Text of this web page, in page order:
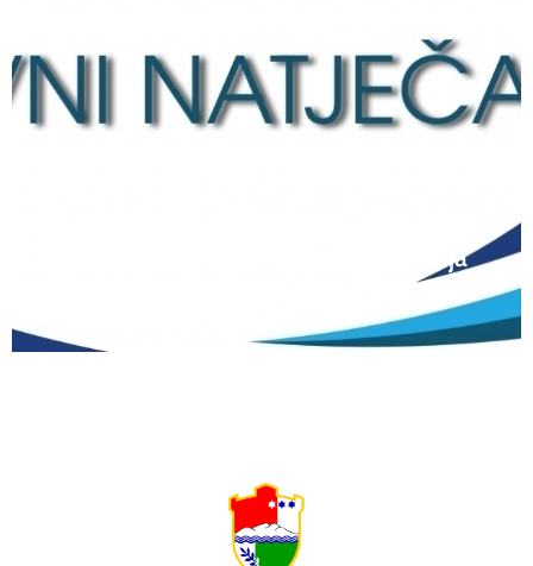
razred srednjih škola Kantona Središnja
Bosna u školskoj 2026./2027. godini